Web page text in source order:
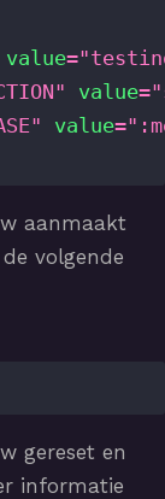
value="
" value="
" value="
aanmaakt
volgende
gereset en
informatie